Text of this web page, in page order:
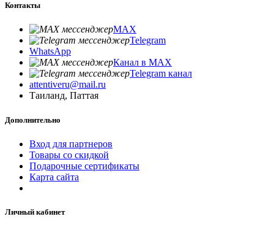
Контакты
MAX
Telegram
WhatsApp
Канал в MAX
Telegram канал
attentiveru@mail.ru
Таиланд, Паттая
Дополнительно
Вход для партнеров
Товары со скидкой
Подарочные сертификаты
Карта сайта
Личный кабинет